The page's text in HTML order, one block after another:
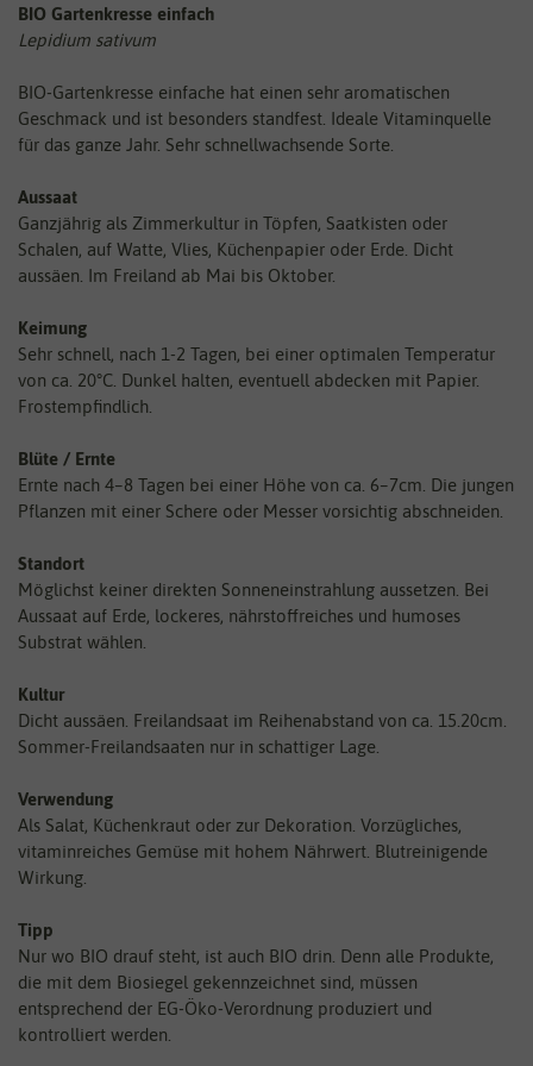
BIO Gartenkresse einfach
Lepidium sativum
BIO-Gartenkresse einfache hat einen sehr aromatischen
Geschmack und ist besonders standfest. Ideale Vitaminquelle
für das ganze Jahr. Sehr schnellwachsende Sorte.
Aussaat
Ganzjährig als Zimmerkultur in Töpfen, Saatkisten oder
Schalen, auf Watte, Vlies, Küchenpapier oder Erde. Dicht
aussäen. Im Freiland ab Mai bis Oktober.
Keimung
Sehr schnell, nach 1-2 Tagen, bei einer optimalen Temperatur
von ca. 20°C. Dunkel halten, eventuell abdecken mit Papier.
Frostempfindlich.
Blüte / Ernte
Ernte nach 4–8 Tagen bei einer Höhe von ca. 6–7cm. Die jungen
Pflanzen mit einer Schere oder Messer vorsichtig abschneiden.
Standort
Möglichst keiner direkten Sonneneinstrahlung aussetzen. Bei
Aussaat auf Erde, lockeres, nährstoffreiches und humoses
Substrat wählen.
Kultur
Dicht aussäen. Freilandsaat im Reihenabstand von ca. 15.20cm.
Sommer-Freilandsaaten nur in schattiger Lage.
Verwendung
Als Salat, Küchenkraut oder zur Dekoration. Vorzügliches,
vitaminreiches Gemüse mit hohem Nährwert. Blutreinigende
Wirkung.
Tipp
Nur wo BIO drauf steht, ist auch BIO drin. Denn alle Produkte,
die mit dem Biosiegel gekennzeichnet sind, müssen
entsprechend der EG-Öko-Verordnung produziert und
kontrolliert werden.